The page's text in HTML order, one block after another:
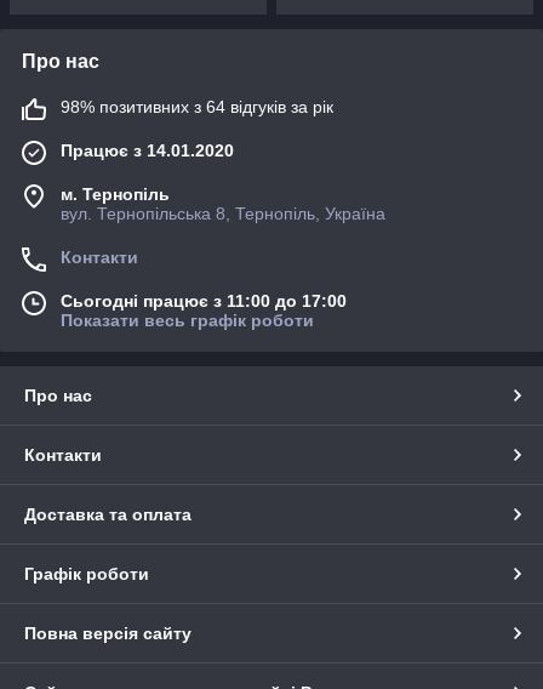
Про нас
98% позитивних з 64 відгуків за рік
Працює з 14.01.2020
м. Тернопіль
вул. Тернопільська 8, Тернопіль, Україна
Контакти
Сьогодні працює з 11:00 до 17:00
Показати весь графік роботи
Про нас
Контакти
Доставка та оплата
Графік роботи
Повна версія сайту